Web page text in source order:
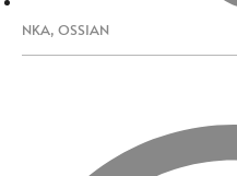
NKA, OSSIAN